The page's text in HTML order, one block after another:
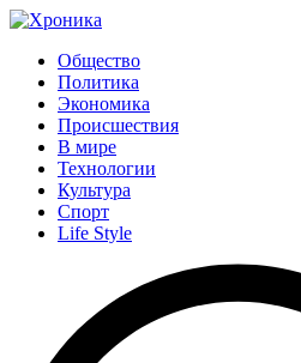
Общество
Политика
Экономика
Происшествия
В мире
Технологии
Культура
Спорт
Life Style